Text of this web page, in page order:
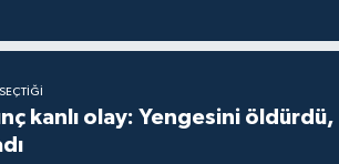
kanlı olay: Yengesini